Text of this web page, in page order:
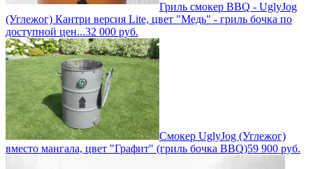
Гриль смокер BBQ - UglyJog
(Углежог) Кантри версия Lite, цвет "Медь" - гриль бочка по
доступной цен...32 000 руб.
Смокер UglyJog (Углежог)
вместо мангала, цвет "Графит" (гриль бочка BBQ)59 900 руб.